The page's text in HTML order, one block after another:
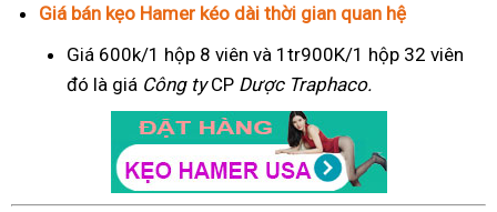
Giá bán kẹo Hamer kéo dài thời gian quan hệ
Giá 600k/1 hộp 8 viên và 1tr900K/1 hộp 32 viên
đó là giá Công tyCP Dược Traphaco.